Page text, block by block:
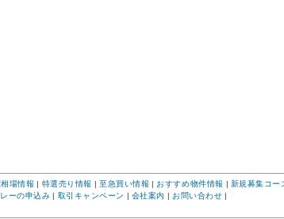
場情報 | 特選売り情報 |至急買い情報 | おすすめ物件情報 | 新規募集コー
ーの申込み | 取引キャンペーン | 会社案内 | お問い合わせ |